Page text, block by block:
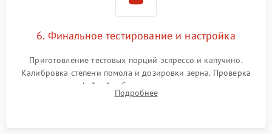
6. Финальное тестирование и настройка
Приготовление тестовых порций эспрессо и капучино.
Калибровка степени помола и дозировки зерна. Проверка
плотности кофейной таблетки, температуры напитка и
качества молочной пены. Контроль отсутствия посторонних
Подробнее